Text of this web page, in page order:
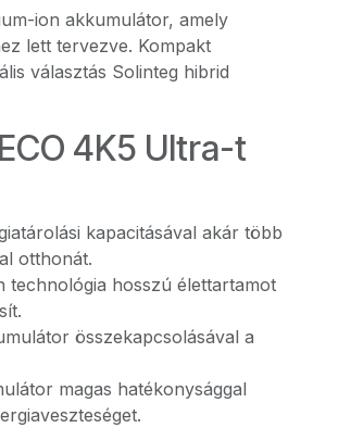
ion akkumulátor, amely
lett tervezve. Kompakt
választás Solinteg hibrid
4K5 Ultra-t
kapacitásával akár több
otthonát.
technológia hosszú élettartamot
összekapcsolásával a
magas hatékonysággal